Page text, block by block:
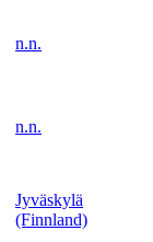
n.n.
n.n.
Jyväskylä
(Finnland)